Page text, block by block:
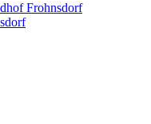
Frohnsdorf